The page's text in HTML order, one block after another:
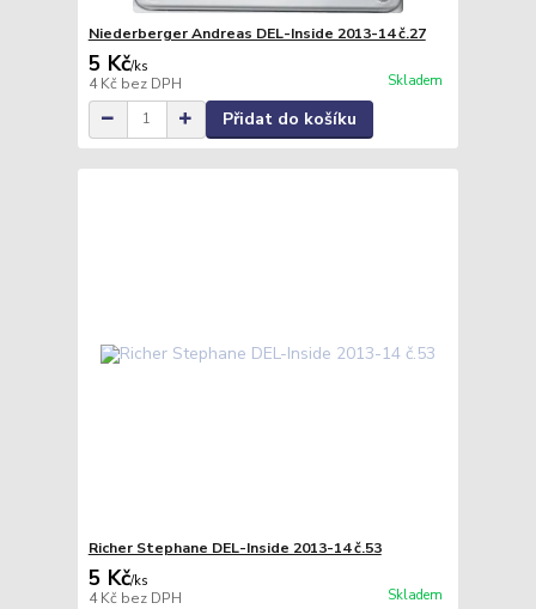
Niederberger Andreas DEL-Inside 2013-14 č.27
5 Kč/ks
4 Kč bez DPH Skladem
Přidat do košíku
Richer Stephane DEL-Inside 2013-14 č.53
5 Kč/ks
4 Kč bez DPH Skladem